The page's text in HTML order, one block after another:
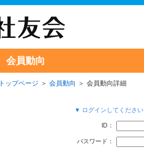
会員動向
トップページ ＞ 会員動向 ＞ 会員動向詳細
▼ ログインしてください
ID：
パスワード：